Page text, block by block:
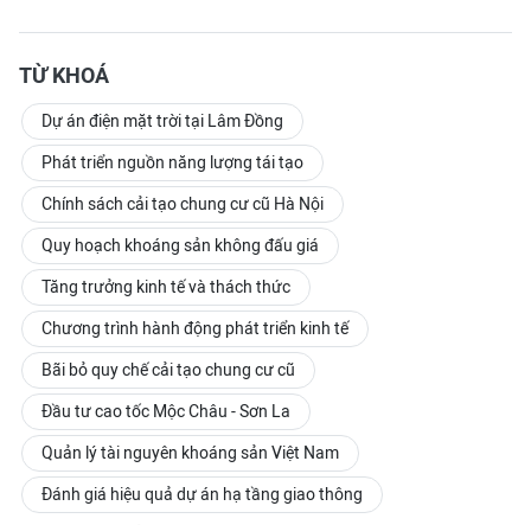
TỪ KHOÁ
Dự án điện mặt trời tại Lâm Đồng
Phát triển nguồn năng lượng tái tạo
Chính sách cải tạo chung cư cũ Hà Nội
Quy hoạch khoáng sản không đấu giá
Tăng trưởng kinh tế và thách thức
Chương trình hành động phát triển kinh tế
Bãi bỏ quy chế cải tạo chung cư cũ
Đầu tư cao tốc Mộc Châu - Sơn La
Quản lý tài nguyên khoáng sản Việt Nam
Đánh giá hiệu quả dự án hạ tầng giao thông